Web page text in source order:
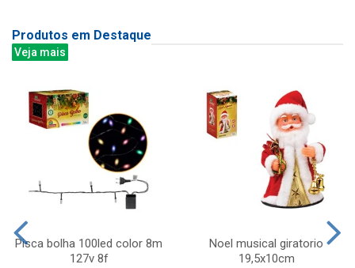
Produtos em Destaque
Veja mais
Pisca bolha 100led color 8m
127v 8f
Noel musical giratorio
19,5x10cm